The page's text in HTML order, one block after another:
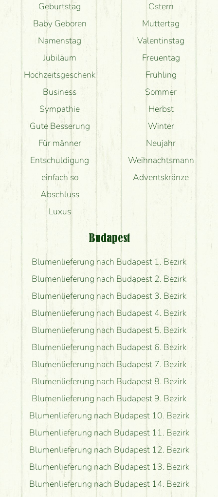
Geburtstag
Baby Geboren
Namenstag
Jubiläum
Hochzeitsgeschenk
Business
Sympathie
Gute Besserung
Für männer
Entschuldigung
einfach so
Abschluss
Luxus
Ostern
Muttertag
Valentinstag
Freuentag
Frühling
Sommer
Herbst
Winter
Neujahr
Weihnachtsmann
Adventskränze
Budapest
Blumenlieferung nach Budapest 1. Bezirk
Blumenlieferung nach Budapest 2. Bezirk
Blumenlieferung nach Budapest 3. Bezirk
Blumenlieferung nach Budapest 4. Bezirk
Blumenlieferung nach Budapest 5. Bezirk
Blumenlieferung nach Budapest 6. Bezirk
Blumenlieferung nach Budapest 7. Bezirk
Blumenlieferung nach Budapest 8. Bezirk
Blumenlieferung nach Budapest 9. Bezirk
Blumenlieferung nach Budapest 10. Bezirk
Blumenlieferung nach Budapest 11. Bezirk
Blumenlieferung nach Budapest 12. Bezirk
Blumenlieferung nach Budapest 13. Bezirk
Blumenlieferung nach Budapest 14. Bezirk